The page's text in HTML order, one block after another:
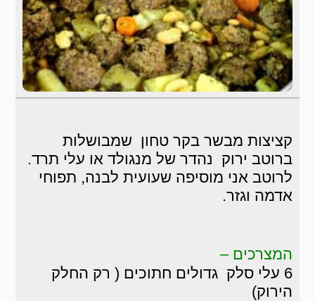
קציצות מבשר בקר טחון שמבושלות
ברוטב ירוק נהדר של מנגולד או עלי תרד.
לרוטב אני מוסיפה שעועית לבנה, תפוחי
אדמה וגזר.
המצרכים –
6 עלי סלק גדולים חתוכים ( רק החלק
הירוק)